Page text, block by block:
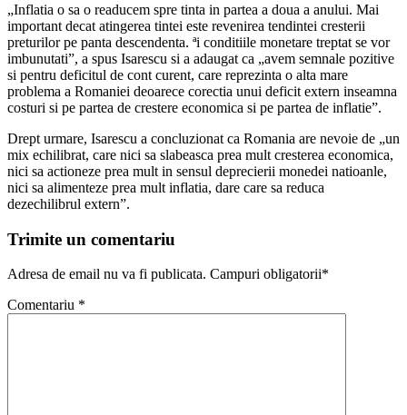
„Inflatia o sa o readucem spre tinta in partea a doua a anului. Mai
important decat atingerea tintei este revenirea tendintei cresterii
preturilor pe panta descendenta. ªi conditiile monetare treptat se vor
imbunutati”, a spus Isarescu si a adaugat ca „avem semnale pozitive
si pentru deficitul de cont curent, care reprezinta o alta mare
problema a Romaniei deoarece corectia unui deficit extern inseamna
costuri si pe partea de crestere economica si pe partea de inflatie”.
Drept urmare, Isarescu a concluzionat ca Romania are nevoie de „un
mix echilibrat, care nici sa slabeasca prea mult cresterea economica,
nici sa actioneze prea mult in sensul deprecierii monedei natioanle,
nici sa alimenteze prea mult inflatia, dare care sa reduca
dezechilibrul extern”.
Trimite un comentariu
Adresa de email nu va fi publicata. Campuri obligatorii*
Comentariu *